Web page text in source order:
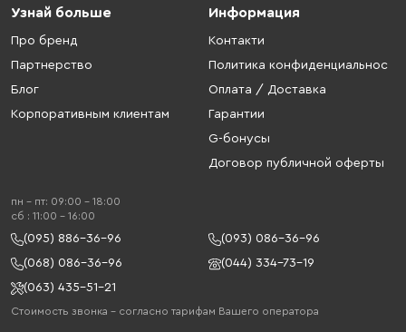
Узнай больше
Про бренд
Партнерство
Блог
Корпоративным клиентам
Информация
Контакти
Политика конфиденциальнос
Оплата / Доставка
Гарантии
G-бонусы
Договор публичной оферты
пн - пт: 09:00 - 18:00
cб : 11:00 - 16:00
(095) 886-36-96
(093) 086-36-96
(068) 086-36-96
(044) 334-73-19
(063) 435-51-21
Стоимость звонка – согласно тарифам Вашего оператора